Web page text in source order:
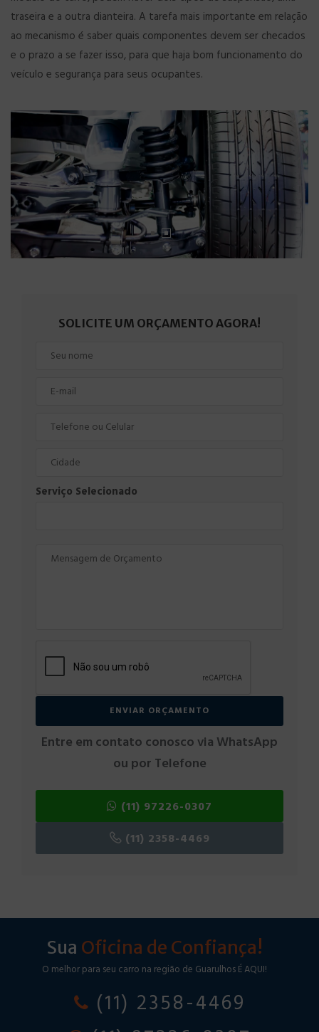
traseira e a outra dianteira. A tarefa mais importante em relação
ao mecanismo é saber quais componentes devem ser checados
e o prazo a se fazer isso, para que haja bom funcionamento do
veículo e segurança para seus ocupantes.
SOLICITE UM ORÇAMENTO AGORA!
Serviço Selecionado
Entre em contato conosco via WhatsApp
ou por Telefone
(11) 97226-0307
(11) 2358-4469
Sua Oficina de Confiança!
O melhor para seu carro na região de Guarulhos É AQUI!
(11) 2358-4469